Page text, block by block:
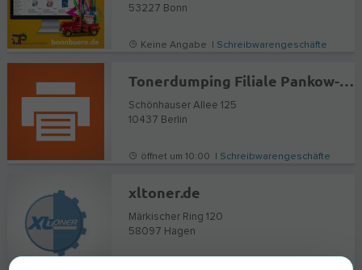
53227 Bonn
Keine Angabe | Schreibwarengeschäfte
Tonerdumping Filiale Pankow-Prenzlauer Berg
Schönhauser Allee 125
10437 Berlin
öffnet um 10:00 | Schreibwarengeschäfte
xltoner.de
Märkischer Ring 120
58097 Hagen